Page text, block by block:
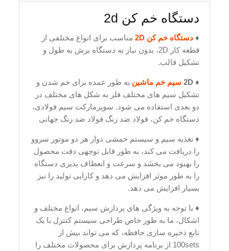
دستگاه خم کن 2d
♦دستگاه خم کن 2D
مناسب برای انواع مختلفی از
قطعه کار 2D، بدون نیاز به دستگاه برش به طول و
تشکیل قالب.
♦
2D سیم خم ماشین به طور عمده برای خم شدن و
تشکیل سیم های مختلف فلز به شکل های مختلف در
دو بعدی استفاده می شود. سوپرمارکت سیم فولادی،
دستگاه خم کن، فولاد ضد زنگ فولاد ضد زنگ جهانی
♦ تغذیه سیم و سیستم خمشی دوار هر دو موتور سروو
را دریافت می کند، به طور قابل توجهی دقت محصول
را بهبود می بخشد و سرعت و انعطاف پذیری دستگاه
را به طور موثر افزایش می دهد و کارایی تولید را نیز
بسیار افزایش می دهد.
♦ با توجه به ویژگی های پردازش سیم، انواع مختلف و
اشکال، ما به طور خاص طراحی سیستم کنترل با یک
تابع ذخیره سازی حافظه، که می تواند بیش از
100sets از برنامه پردازش برای محصولات مختلف را